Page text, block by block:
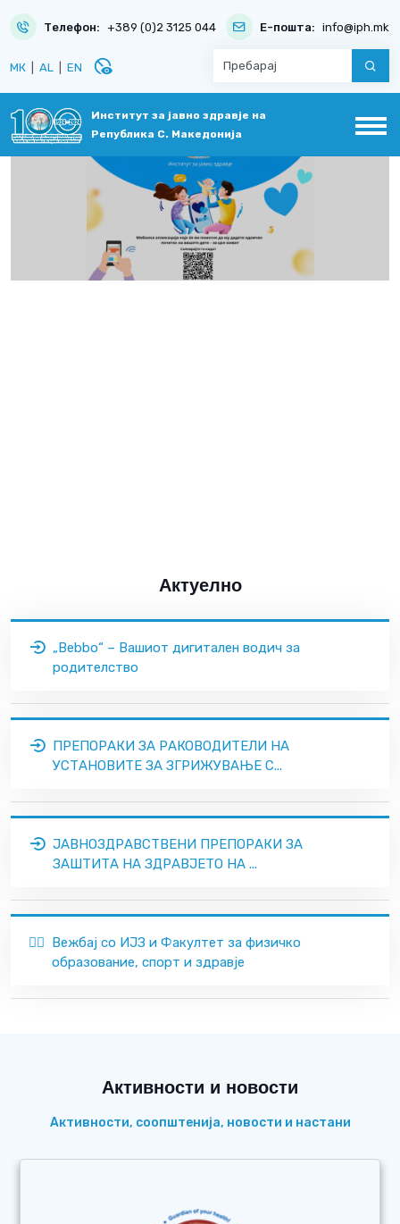
Телефон: +389 (0)2 3125 044 Е-пошта: info@iph.mk
МК AL EN disabled_visible
Институт за јавно здравје на
Република С. Македонија
Актуелно
„Bebbo“ – Вашиот дигитален водич за
родителство
ПРЕПОРАКИ ЗА РАКОВОДИТЕЛИ НА
УСТАНОВИТЕ ЗА ЗГРИЖУВАЊЕ С...
ЈАВНОЗДРАВСТВЕНИ ПРЕПОРАКИ ЗА
ЗАШТИТА НА ЗДРАВЈЕТО НА ...
🏃‍♂️ Вежбај со ИЈЗ и Факултет за физичко
образование, спорт и здравје
Активности и новости
Активности, соопштенија, новости и настани